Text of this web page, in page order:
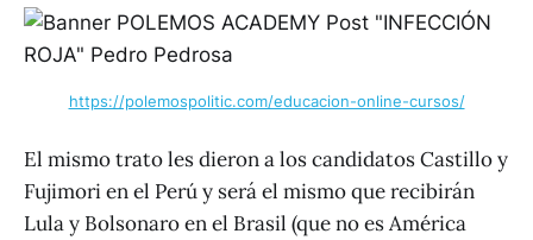
https://polemospolitic.com/educacion-online-cursos/
El mismo trato les dieron a los candidatos Castillo y
Fujimori en el Perú y será el mismo que recibirán
Lula y Bolsonaro en el Brasil (que no es América